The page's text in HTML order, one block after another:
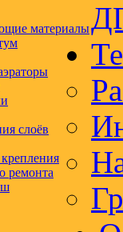
материалы
слоёв
ремонта